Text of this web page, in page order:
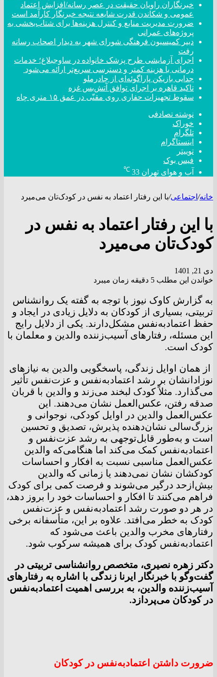
خبرنگاران راویان حقیقت در عصر رسانه/افزایش اعتماد
عمومی و شکاندن قدرت شایعه نتیجه خبرنگار کارآمد است
ضرورت مدیریت منابع و کنترل هزینه‌ها برای شتاب‌بخشی به
پروژه‌های عمرانی
دبیر کمیسیون فرهنگی شورای شهر به دیدار اصحاب رسانه
رفت
اجرای آزمایشی طرح پزشک خانواده در ساوجبلاغ؛ خدمات
درمانی با هزینه کمتر و دسترسی سریع‌تر ارائه می‌شود
جدایی بازیکن پاراگوئه‌ای از چادرملو
تاکید قاهره بر اجرای توافق آتش‌بس غزه
سقوط تجهیزات حفاری روی مقنّی در عمق ۱۵ متری چاه
نوشته تصادفی
خوراک
تلگرام
اینستاگرام
توییتر
فیس بوک
آب و هوای تهران 33
℃
خانه/ اجتماعی/با این رفتار اعتماد به نفس در کودک‌تان می‌میرد
با این رفتار اعتماد به نفس در
کودک‌تان می‌میرد
دی 21, 1401
خواندن این مطلب 5 دقیقه زمان میبرد
به گزارش کاوک نیوز با توجه به گفته یک روانشناس
تربیتی، بسیاری از کودکان به دلایل زیادی در ایجاد و
حفظ اعتمادبه‌نفس مشکل‌دارند. یکی از دلایل رایج
این مسئله، رفتارهای آسیب‌زننده والدین و معلمان با
کودک است.
از همان اوایل زندگی، پاسخگویی والدین به نیازهای
نوزادانشان بر رشد اعتمادبه‌نفس و عزت‌نفس تأثیر
می‌گذارد. مثلاً کودک لبخند می‌زند و والدین با قربان
صدقه رفتن، عکس‌العمل نشان می‌دهند. این
عکس‌العمل والدین در اوایل کودکی، نوجوانی و
بزرگ‌سالی نشان‌دهنده پذیرش، تصدیق و تحسین
است و به‌طور قابل‌توجهی به رشد عزت‌نفس و
اعتمادبه‌نفس کمک می‌کند اما هنگامی‌که والدین
عکس‌العمل مناسبی نسبت به افکار و احساسات
کودکشان نشان نمی‌دهند یا زمانی که والدین
بیش‌ازحد درگیر می‌شوند و فرصت کمی برای کودک
فراهم می‌کنند تا افکار و احساسات خود را بروز دهد،
در هر دو صورت رشد اعتمادبه‌نفس و عزت‌نفس
کودک به خطر می‌افتد. علاوه بر این، متأسفانه برخی
رفتارهای مخرب والدین باعث می‌شود که
اعتمادبه‌نفس کودک برای همیشه سرکوب شود.
دکتر زهره نصیری، متخصص روانشناسی تربیتی در
گفت‌وگو با خبرنگار ایرنا زندگی با اشاره به رفتارهای
آسیب‌زننده والدین، به بررسی اهمیت اعتمادبه‌نفس
در کودکان می‌پردازد.
ضرورت داشتن اعتمادبه‌نفس در کودکان